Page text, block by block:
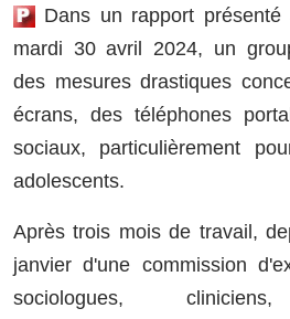
Dans un rapport présenté
mardi 30 avril 2024, un
des mesures drastiques
écrans, des téléphones
sociaux, particulièrement
adolescents.
Après trois mois de travail,
janvier d'une commission
sociologues,